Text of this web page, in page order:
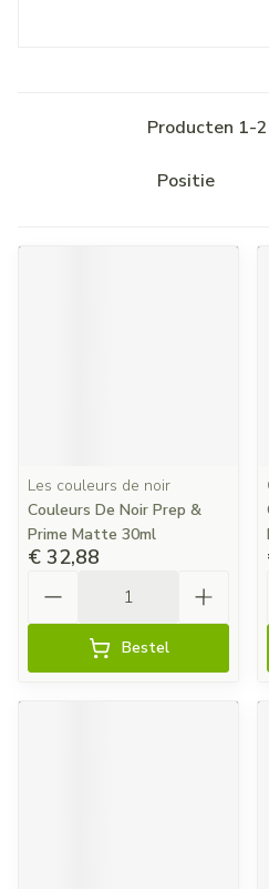
Producten 1-
Sorteer op:
Les couleurs de noir
Couleurs De Noir Prep &
Prime Matte 30ml
€ 32,88
Bestel